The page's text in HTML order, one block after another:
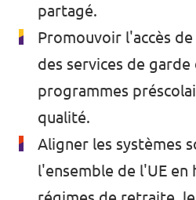
partagé.
Promouvoir l'accès
des services de
programmes
qualité.
Aligner les systèmes
l'ensemble de l'UE en